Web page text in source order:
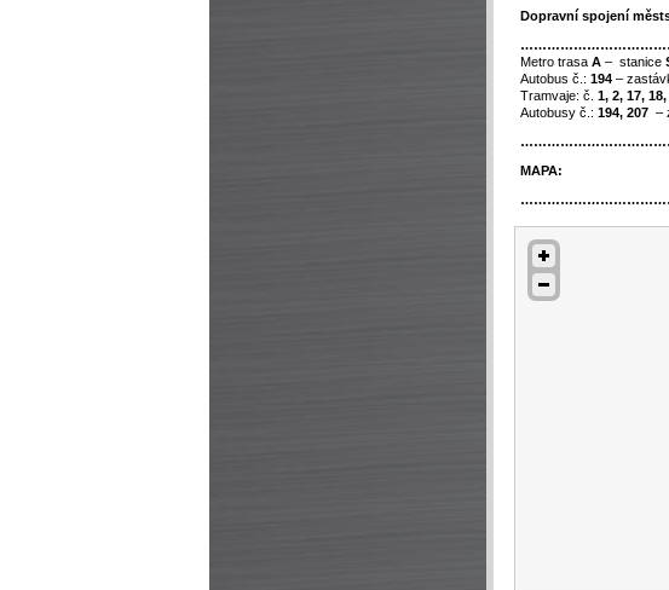
Dopravní spojení
Metro trasa A – stanice
Autobus č.: 194 –
Tramvaje: č. 1, 2, 17, 18,
Autobusy č.: 194, 207 –
MAPA: